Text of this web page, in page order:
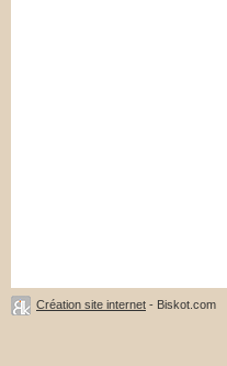
Création site internet - Biskot.com